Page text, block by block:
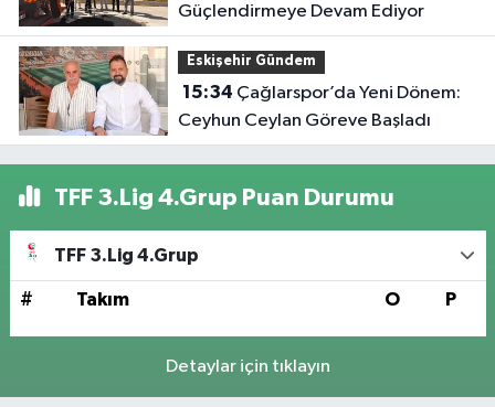
Güçlendirmeye Devam Ediyor
Eskişehir Gündem
15:34
Ceyhun Ceylan Göreve Başladı
TFF 3.Lig 4.Grup Puan Durumu
TFF 3.Lig 4.Grup
# Takım O P
Detaylar için tıklayın